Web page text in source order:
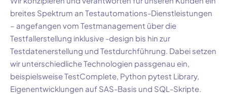
breites Spektrum an Testautomations-Dienstleistungen
– angefangen vom Testmanagement über die
Testfallerstellung inklusive -design bis hin zur
Testdatenerstellung und Testdurchführung. Dabei setzen
wir unterschiedliche Technologien passgenau ein,
beispielsweiseTestComplete, Python pytest Library,
Eigenentwicklungen auf SAS-Basis und SQL-Skripte